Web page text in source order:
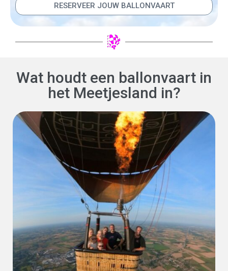
RESERVEER JOUW BALLONVAART
Wat houdt een ballonvaart in
het Meetjesland in?